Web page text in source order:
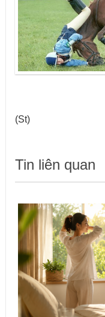
(St)
Tin liên quan